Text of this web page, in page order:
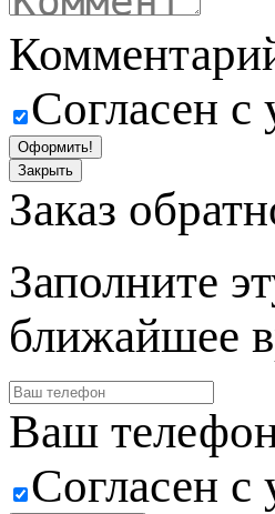
Согласен
Оформить!
Закрыть
Заказ
Заполните
ближайшее
Ваш
Согласен